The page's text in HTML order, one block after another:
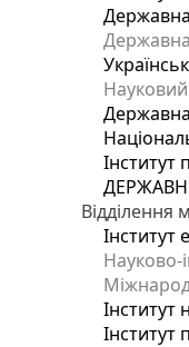
Державна
Державна
Відділення
Інститут
Науково-
Інститут
Інститут